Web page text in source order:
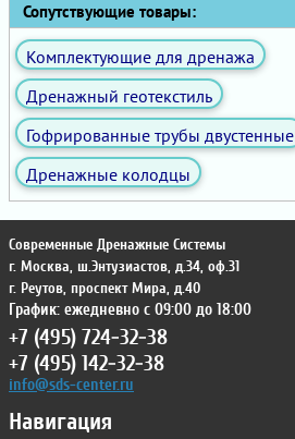
Сопутствующие товары:
Комплектующие для дренажа
Дренажный геотекстиль
Гофрированные трубы двустенные
Дренажные колодцы
Навигация
Современные Дренажные Системы
г. Москва, ш.Энтузиастов, д.34, оф.31
г. Реутов, проспект Мира, д.40
График: ежедневно с 09:00 до 18:00
+7 (495) 724-32-38
+7 (495) 142-32-38
info@sds-center.ru